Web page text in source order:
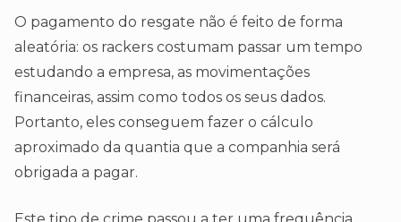
O pagamento do resgate não é feito de forma
aleatória: os rackers costumam passar um tempo
estudando a empresa, as movimentações
financeiras, assim como todos os seus dados.
Portanto, eles conseguem fazer o cálculo
aproximado da quantia que a companhia será
obrigada a pagar.